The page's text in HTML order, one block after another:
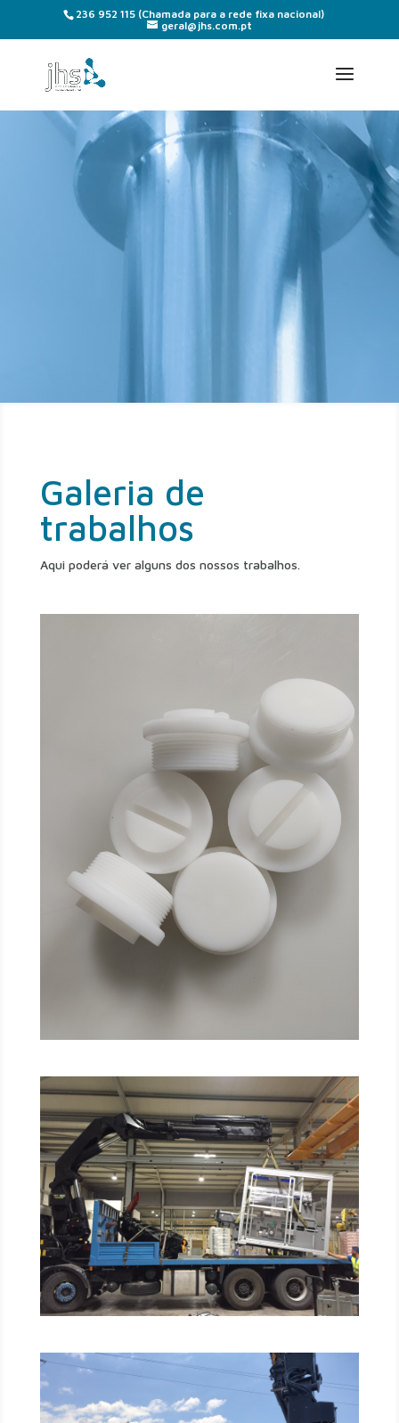
236 952 115 (Chamada para a rede fixa nacional)
geral@jhs.com.pt
Galeria de
trabalhos
Aqui poderá ver alguns dos nossos trabalhos.